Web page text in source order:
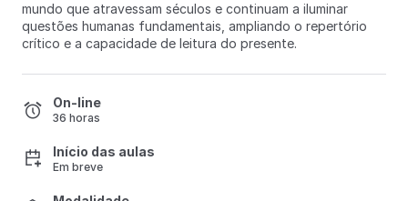
mundo que atravessam séculos e continuam a iluminar
questões humanas fundamentais, ampliando o repertório
crítico e a capacidade de leitura do presente.
On-line
36 horas
Início das aulas
Em breve